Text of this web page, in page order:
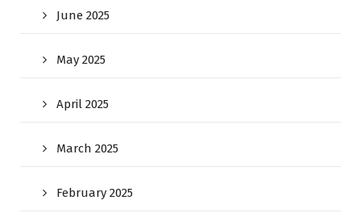
June 2025
May 2025
April 2025
March 2025
February 2025